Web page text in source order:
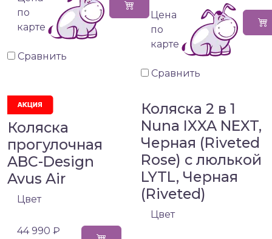
по
карте
Сравнить
Цена
по
карте
Сравнить
Коляска
прогулочная
ABC-Design
Avus Air
Цвет
44 990 ₽
Коляска 2 в 1
Nuna IXXA NEXT,
Черная (Riveted
Rose) с люлькой
LYTL, Черная
(Riveted)
Цвет